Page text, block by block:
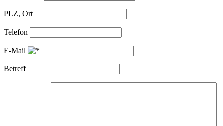
PLZ, Ort
Telefon
E-Mail
Betreff